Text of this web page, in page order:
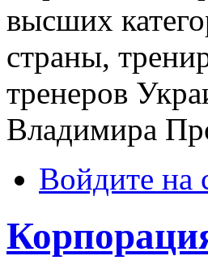
высших
страны,
тренеров
Владимира
Войдите на